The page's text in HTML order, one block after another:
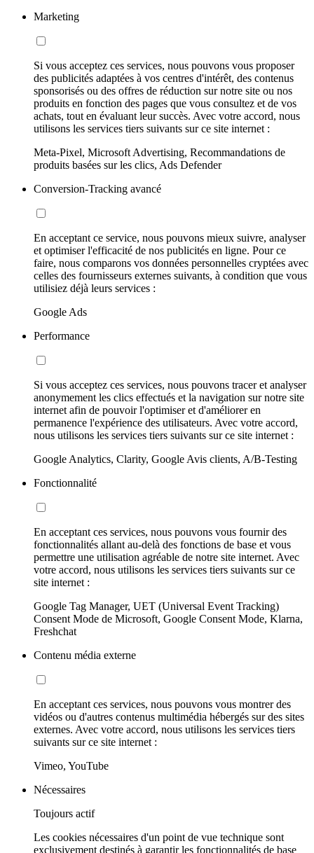
Marketing
Si vous acceptez ces services, nous pouvons vous proposer
des publicités adaptées à vos centres d'intérêt, des contenus
sponsorisés ou des offres de réduction sur notre site ou nos
produits en fonction des pages que vous consultez et de vos
achats, tout en évaluant leur succès. Avec votre accord, nous
utilisons les services tiers suivants sur ce site internet :
Meta-Pixel, Microsoft Advertising, Recommandations de
produits basées sur les clics, Ads Defender
Conversion-Tracking avancé
En acceptant ce service, nous pouvons mieux suivre, analyser
et optimiser l'efficacité de nos publicités en ligne. Pour ce
faire, nous comparons vos données personnelles cryptées avec
celles des fournisseurs externes suivants, à condition que vous
utilisiez déjà leurs services :
Google Ads
Performance
Si vous acceptez ces services, nous pouvons tracer et analyser
anonymement les clics effectués et la navigation sur notre site
internet afin de pouvoir l'optimiser et d'améliorer en
permanence l'expérience des utilisateurs. Avec votre accord,
nous utilisons les services tiers suivants sur ce site internet :
Google Analytics, Clarity, Google Avis clients, A/B-Testing
Fonctionnalité
En acceptant ces services, nous pouvons vous fournir des
fonctionnalités allant au-delà des fonctions de base et vous
permettre une utilisation agréable de notre site internet. Avec
votre accord, nous utilisons les services tiers suivants sur ce
site internet :
Google Tag Manager, UET (Universal Event Tracking)
Consent Mode de Microsoft, Google Consent Mode, Klarna,
Freshchat
Contenu média externe
En acceptant ces services, nous pouvons vous montrer des
vidéos ou d'autres contenus multimédia hébergés sur des sites
externes. Avec votre accord, nous utilisons les services tiers
suivants sur ce site internet :
Vimeo, YouTube
Nécessaires
Toujours actif
Les cookies nécessaires d'un point de vue technique sont
exclusivement destinés à garantir les fonctionnalités de base